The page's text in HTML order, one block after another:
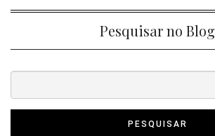
Pesquisar no Blog